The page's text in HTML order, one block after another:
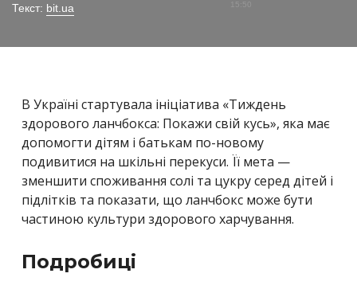
Текст: bit.ua
В Україні стартувала ініціатива «Тиждень
здорового ланчбокса: Покажи свій кусь», яка має
допомогти дітям і батькам по-новому
подивитися на шкільні перекуси. Її мета —
зменшити споживання солі та цукру серед дітей і
підлітків та показати, що ланчбокс може бути
частиною культури здорового харчування.
Подробиці